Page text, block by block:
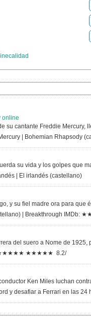
online
su cantante Freddie
| Bohemian Rhapsody
su vida y los golpes que
| El irlandés (castellano)
y su fiel madre ora para
| Breakthrough IMDb:
del suero a Nome de
★★★★★ ★★★★★ 8.2/
Ken Miles luchan
y desafiar a Ferrari en las 24